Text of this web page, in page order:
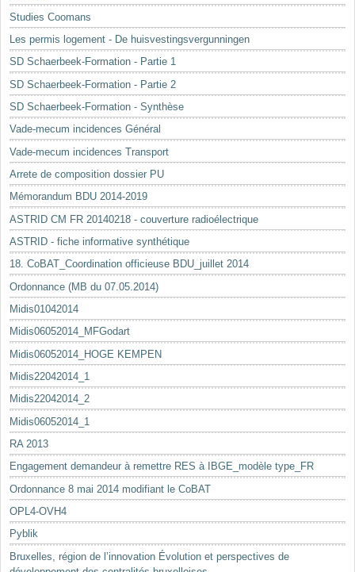
Studies Coomans
Les permis logement - De huisvestingsvergunningen
SD Schaerbeek-Formation - Partie 1
SD Schaerbeek-Formation - Partie 2
SD Schaerbeek-Formation - Synthèse
Vade-mecum incidences Général
Vade-mecum incidences Transport
Arrete de composition dossier PU
Mémorandum BDU 2014-2019
ASTRID CM FR 20140218 - couverture radioélectrique
ASTRID - fiche informative synthétique
18. CoBAT_Coordination officieuse BDU_juillet 2014
Ordonnance (MB du 07.05.2014)
Midis01042014
Midis06052014_MFGodart
Midis06052014_HOGE KEMPEN
Midis22042014_1
Midis22042014_2
Midis06052014_1
RA 2013
Engagement demandeur à remettre RES à IBGE_modèle type_FR
Ordonnance 8 mai 2014 modifiant le CoBAT
OPL4-OVH4
Pyblik
Bruxelles, région de l’innovation Évolution et perspectives de